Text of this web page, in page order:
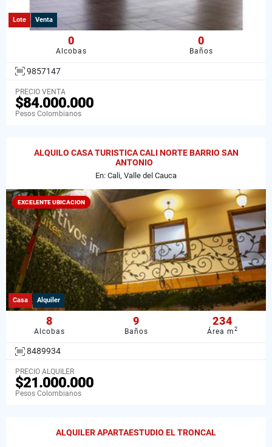
Lote Venta
0
Alcobas
0
Baños
9857147
PRECIO VENTA
$84.000.000
Pesos Colombianos
ALQUILO CASA TURISTICA CALI NORTE BARRIO SAN
ANTONIO
En: Cali, Valle del Cauca
EXCELENTE UBICACION
Casa Alquiler
8
Alcobas
9
Baños
234
Área m2
8489934
PRECIO ALQUILER
$21.000.000
Pesos Colombianos
ALQUILER APARTAESTUDIO EL TRONCAL